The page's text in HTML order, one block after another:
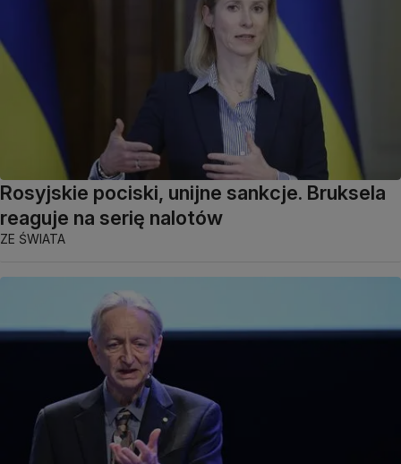
Rosyjskie pociski, unijne sankcje. Bruksela
reaguje na serię nalotów
ZE ŚWIATA